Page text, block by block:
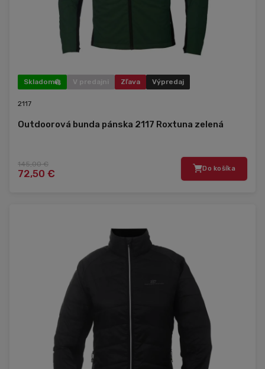
Skladom V predajni Zľava Výpredaj
2117
Outdoorová bunda pánska 2117 Roxtuna zelená
145,00 €
72,50 € Do košíka